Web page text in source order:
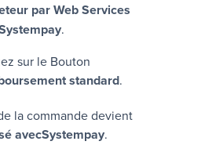
par Web Services
.
sur le Bouton
standard.
la commande devient
avecSystempay.